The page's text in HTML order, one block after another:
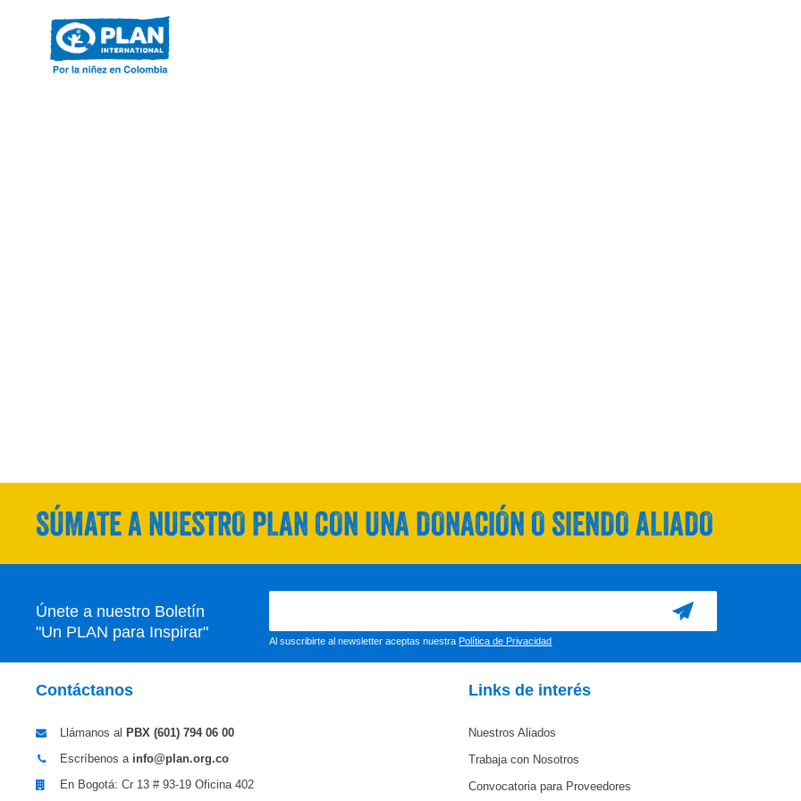
SÚMATE A NUESTRO PLAN CON UNA DONACIÓN O SIENDO ALIADO
Únete a nuestro Boletín
"Un PLAN para Inspirar"
Al suscribirte al newsletter aceptas nuestra Política de Privacidad
Contáctanos
Llámanos al PBX (601) 794 06 00
Escríbenos a info@plan.org.co
En Bogotá: Cr 13 # 93-19 Oficina 402
Links de interés
Nuestros Aliados
Trabaja con Nosotros
Convocatoria para Proveedores